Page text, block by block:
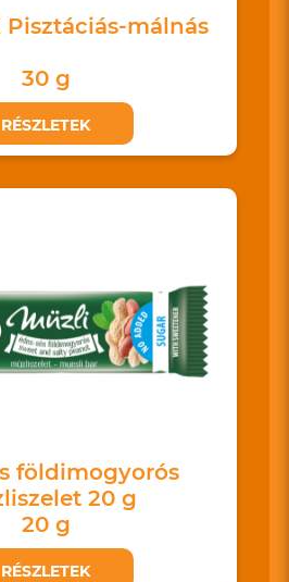
Pisztáciás-málnás
30 g
RÉSZLETEK
földimogyorós
20 g
20 g
RÉSZLETEK